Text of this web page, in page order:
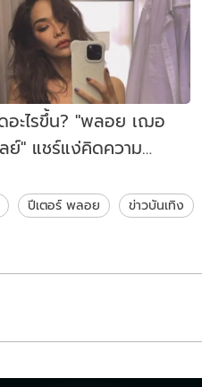
อะไรขึ้น? "พลอย เฌอ
ย์" แชร์แง่คิดความ
มเลย
ปีเตอร์ พลอย ข่าวบันเทิง